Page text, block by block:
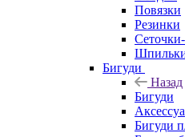
Повязки
Резинки
Бигуди
Назад
Бигуди
Бигуди